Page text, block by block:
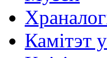
Камітэт